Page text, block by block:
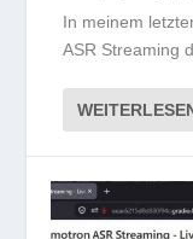
In meinem
ASR Streaming